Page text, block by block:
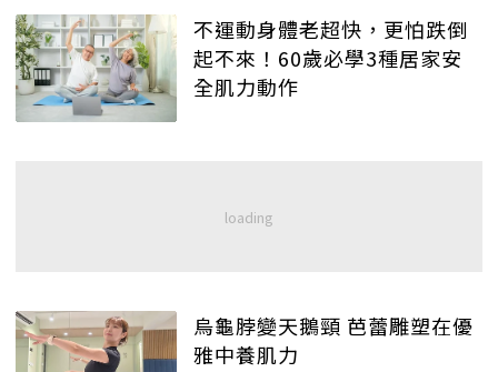
不運動身體老超快，更怕跌倒
起不來！60歲必學3種居家安
全肌力動作
烏龜脖變天鵝頸 芭蕾雕塑在優
雅中養肌力